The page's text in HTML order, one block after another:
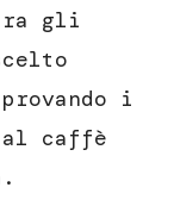
gli
provando i
caffè